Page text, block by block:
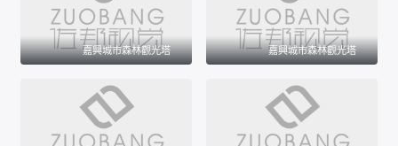
嘉興城市森林觀光塔 嘉興城市森林觀光塔